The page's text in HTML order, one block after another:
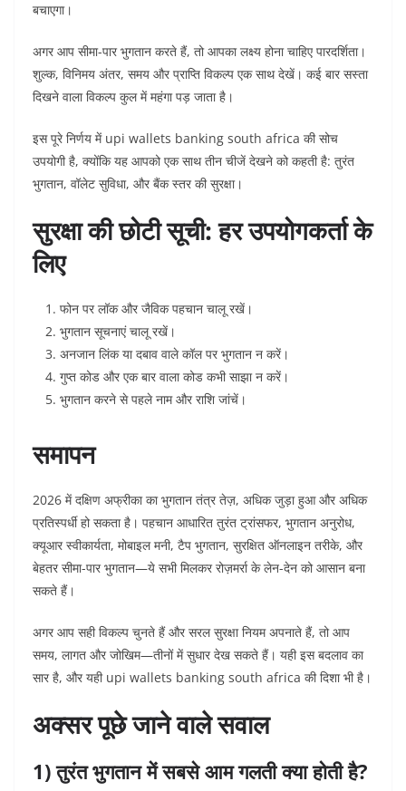
बचाएगा।
अगर आप सीमा-पार भुगतान करते हैं, तो आपका लक्ष्य होना चाहिए पारदर्शिता।
शुल्क, विनिमय अंतर, समय और प्राप्ति विकल्प एक साथ देखें। कई बार सस्ता
दिखने वाला विकल्प कुल में महंगा पड़ जाता है।
इस पूरे निर्णय में upi wallets banking south africa की सोच
उपयोगी है, क्योंकि यह आपको एक साथ तीन चीजें देखने को कहती है: तुरंत
भुगतान, वॉलेट सुविधा, और बैंक स्तर की सुरक्षा।
सुरक्षा की छोटी सूची: हर उपयोगकर्ता के
लिए
फोन पर लॉक और जैविक पहचान चालू रखें।
भुगतान सूचनाएं चालू रखें।
अनजान लिंक या दबाव वाले कॉल पर भुगतान न करें।
गुप्त कोड और एक बार वाला कोड कभी साझा न करें।
भुगतान करने से पहले नाम और राशि जांचें।
समापन
2026 में दक्षिण अफ्रीका का भुगतान तंत्र तेज़, अधिक जुड़ा हुआ और अधिक
प्रतिस्पर्धी हो सकता है। पहचान आधारित तुरंत ट्रांसफर, भुगतान अनुरोध,
क्यूआर स्वीकार्यता, मोबाइल मनी, टैप भुगतान, सुरक्षित ऑनलाइन तरीके, और
बेहतर सीमा-पार भुगतान—ये सभी मिलकर रोज़मर्रा के लेन-देन को आसान बना
सकते हैं।
अगर आप सही विकल्प चुनते हैं और सरल सुरक्षा नियम अपनाते हैं, तो आप
समय, लागत और जोखिम—तीनों में सुधार देख सकते हैं। यही इस बदलाव का
सार है, और यही upi wallets banking south africa की दिशा भी है।
अक्सर पूछे जाने वाले सवाल
1) तुरंत भुगतान में सबसे आम गलती क्या होती है?